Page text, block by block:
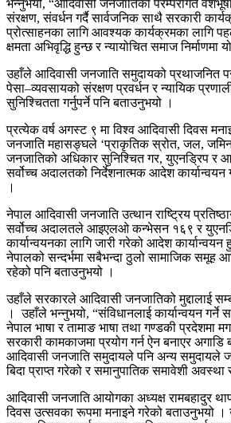
भन्नुभयो, “आदिवासी जनजातिका परम्परागत
संरक्षण, संवर्धन गर्दै सार्वजनिक साथै सरकारी
प्रोत्साहनका लागि आवश्यक कार्यक्रमका लागि
क्षमता अभिवृद्धि हुन्छ र न्यायोचित समाज निर्माणमा
उहाँले आदिवासी जनजाति समुदायको प्रथाजनित
पेसा–व्यवसायको संरक्षण प्रवर्धन र न्यायिक
सुनिश्चितता गर्नुपर्ने पनि बताउनुभयो ।
प्रत्येक वर्ष अगस्ट ९ मा विश्व आदिवासी दिवस
जनजाति महासङ्घले ‘प्राकृतिक स्रोत, जल,
जनजातिको अधिकार सुनिश्चित गर, युएनड्रिप र
सर्वोच्च अदालतको निर्देशनात्मक आदेश
।
नेपाल आदिवासी जनजाति उत्थान राष्ट्रिय
सर्वोच्च अदालतले आइएलओ कन्भेसन १६९ र
कार्यान्वयनका लागि जारी गरेको आदेश
नेपालको सन्दर्भमा सबैभन्दा ठुलो सामाजिक समूह
रहेको पनि बताउनुभयो ।
उहाँले सरकारले आदिवासी जनजातिको मुद्दालाई
। उहाँले भन्नुभयो, “संविधानलाई कार्यान्वयन गर्ने
नेपाल भाषा र तामाङ भाषा तथा गण्डकी प्रदेशमा
सरकारी कामकाजमा प्रयोग गर्न ऐन बनाएर
आदिवासी जनजाति समुदायले पनि अन्य समुदायले
बिदा प्राप्त गरेको र समानुपातिक समावेशी अवस्था
आदिवासी जनजाति आयोगका अध्यक्ष रामबहादुर
दिवस उत्सवका रूपमा मनाइने गरेको बताउनुभयो ।